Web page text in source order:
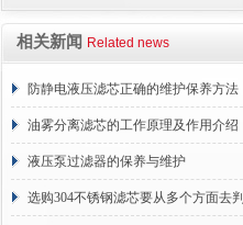
相关新闻 Related news
防静电液压滤芯正确的维护保养方法
油雾分离滤芯的工作原理及作用介绍
液压泵过滤器的保养与维护
选购304不锈钢滤芯要从多个方面去判